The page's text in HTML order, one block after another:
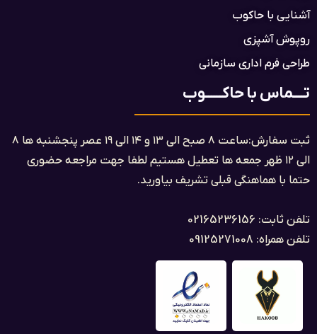
آشنایی با حاکوب
روپوش آشپزی
طراحی فرم اداری سازمانی
تــــماس با حاکــــــوب
ثبت سفارش:ساعت ۸ صبح الی ۱۳ و ۱۴ الی ۱۹ عصر پنجشنبه ها ۸
الی ۱۲ ظهر جمعه ها تعطیل هستیم لطفا جهت مراجعه حضوری
حتما با هماهنگی قبلی تشریف بیاورید.
تلفن ثابت: 02165236156
تلفن همراه: 09125271008